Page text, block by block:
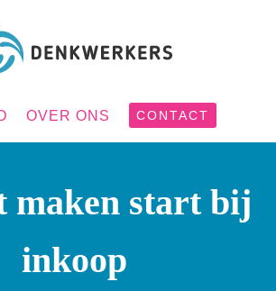
OVER ONS CONTACT
maken start bij
inkoop